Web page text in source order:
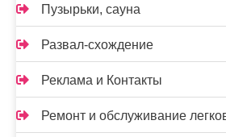
Пузырьки, сауна
Развал-схождение
Реклама и Контакты
Ремонт и обслуживание